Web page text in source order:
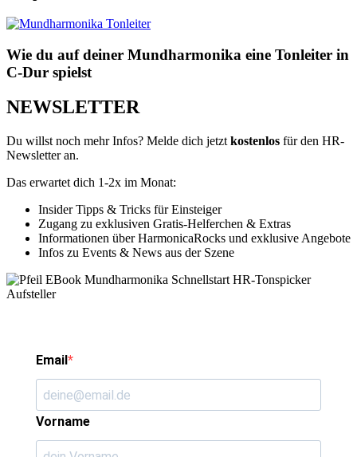
Wie du auf deiner Mundharmonika eine Tonleiter in
C-Dur spielst
NEWSLETTER
Du willst noch mehr Infos? Melde dich jetzt kostenlos für den HR-
Newsletter an.
Das erwartet dich 1-2x im Monat:
Insider Tipps & Tricks für Einsteiger
Zugang zu exklusiven Gratis-Helferchen & Extras
Informationen über HarmonicaRocks und exklusive Angebote
Infos zu Events & News aus der Szene
Email
Vorname